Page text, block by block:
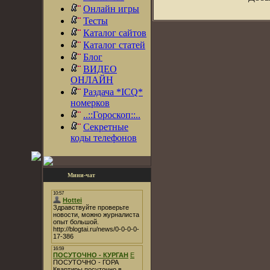
Онлайн игры
Тесты
Каталог сайтов
Каталог статей
Блог
ВИДЕО
ОНЛАЙН
Раздача *ICQ*
номерков
..::Гороскоп::..
Секретные
коды телефонов
Мини-чат